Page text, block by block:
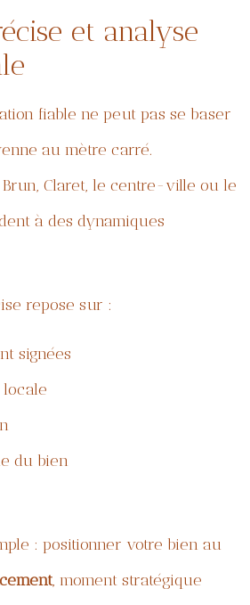
et analyse
fiable ne peut pas se baser
au mètre carré.
Brun, Claret, le centre-ville ou le
à des dynamiques
repose sur :
signées
du bien
: positionner votre bien au
, moment stratégique